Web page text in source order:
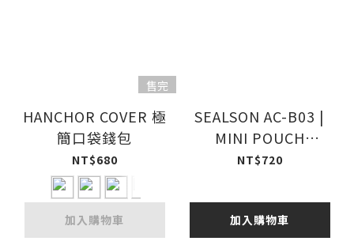
售完
HANCHOR COVER 極
簡口袋錢包
NT$680
加入購物車
SEALSON AC-B03 |
MINI POUCH
Ultra200X / STORM
NT$720
加入購物車